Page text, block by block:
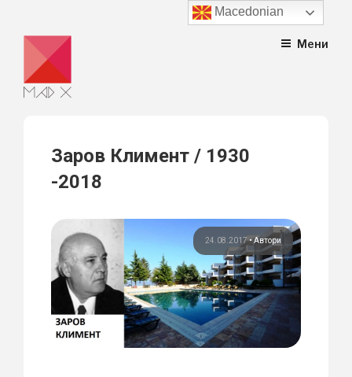
content
Мени
Заров Климент / 1930
-2018
24.08.2017•Автори
Macedonian